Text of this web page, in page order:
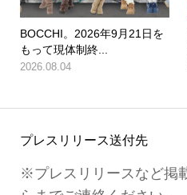
BOCCHI。2026年9月21日を
もって現体制終...
2026.08.04
プレスリリース送付先
※プレスリリースなど掲